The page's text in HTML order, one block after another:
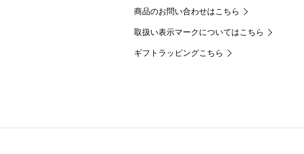
商品のお問い合わせはこちら
取扱い表示マークについてはこちら
ギフトラッピングこちら